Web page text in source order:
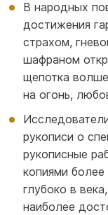
В народных
достижения
страхом,
шафраном
щепотка
на огонь,
рукописи о
рукописные
копиями
глубоко в
наиболее